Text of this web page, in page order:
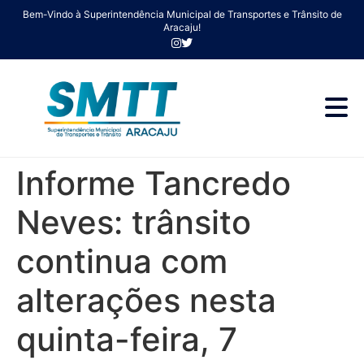
Bem-Vindo à Superintendência Municipal de Transportes e Trânsito de
Aracaju!
Informe Tancredo
Neves: trânsito
continua com
alterações nesta
quinta-feira, 7